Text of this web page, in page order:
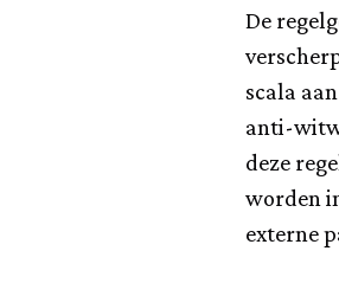
De
scala
anti-
deze
worden
externe